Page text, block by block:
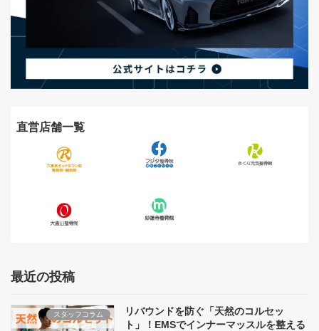
直営店舗一覧
最近の投稿
スタッフコラム
リバウンドを防ぐ「天然のコルセッ
ト」！EMSでインナーマッスルを整える